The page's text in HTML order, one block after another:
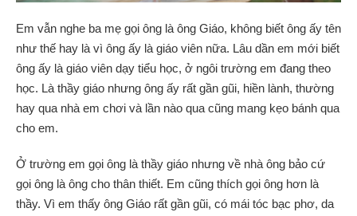
Em vẫn nghe ba mẹ gọi ông là ông Giáo, không biết ông ấy tên
như thế hay là vì ông ấy là giáo viên nữa. Lâu dần em mới biết
ông ấy là giáo viên dạy tiểu học, ở ngôi trường em đang theo
học. Là thầy giáo nhưng ông ấy rất gần gũi, hiền lành, thường
hay qua nhà em chơi và lần nào qua cũng mang kẹo bánh qua
cho em.
Ở trường em gọi ông là thầy giáo nhưng về nhà ông bảo cứ
gọi ông là ông cho thân thiết. Em cũng thích gọi ông hơn là
thầy. Vì em thấy ông Giáo rất gần gũi, có mái tóc bạc phơ, da